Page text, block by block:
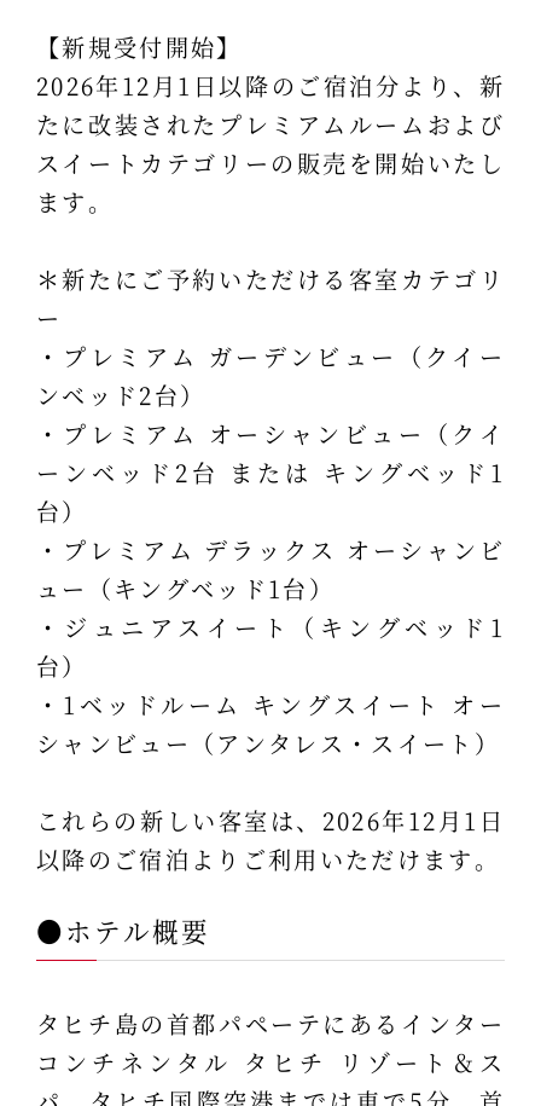
【新規受付開始】
2026年12月1日以降のご宿泊分より、新
たに改装されたプレミアムルームおよび
スイートカテゴリーの販売を開始いたし
ます。
＊新たにご予約いただける客室カテゴリ
ー
・プレミアム ガーデンビュー（クイー
ンベッド2台）
・プレミアム オーシャンビュー（クイ
ーンベッド2台 または キングベッド1
台）
・プレミアム デラックス オーシャンビ
ュー（キングベッド1台）
・ジュニアスイート（キングベッド1
台）
・1ベッドルーム キングスイート オー
シャンビュー（アンタレス・スイート）
これらの新しい客室は、2026年12月1日
以降のご宿泊よりご利用いただけます。
●ホテル概要
タヒチ島の首都パペーテにあるインター
コンチネンタル タヒチ リゾート＆ス